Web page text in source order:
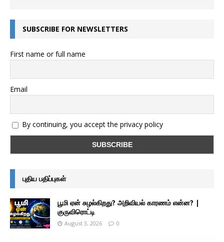
SUBSCRIBE FOR NEWSLETTERS
First name or full name
Email
By continuing, you accept the privacy policy
புதிய பதிப்புகள்
பூமி ஏன் சுழல்கிறது? அறிவியல் காரணம் என்ன? |
குருவிரொட்டி
August 3, 2026 0